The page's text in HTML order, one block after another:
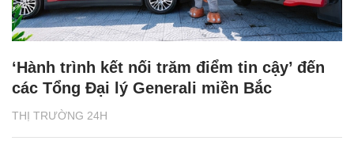
THỊ TRƯỜNG 24H
‘Hành trình kết nối trăm điểm tin cậy’ đến
các Tổng Đại lý Generali miền Bắc